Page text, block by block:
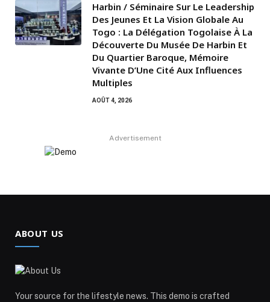
Harbin / Séminaire Sur Le Leadership
Des Jeunes Et La Vision Globale Au
Togo : La Délégation Togolaise À La
Découverte Du Musée De Harbin Et
Du Quartier Baroque, Mémoire
Vivante D’Une Cité Aux Influences
Multiples
AOÛT 4, 2026
Advertisement
ABOUT US
Your source for the lifestyle news. This demo is crafted